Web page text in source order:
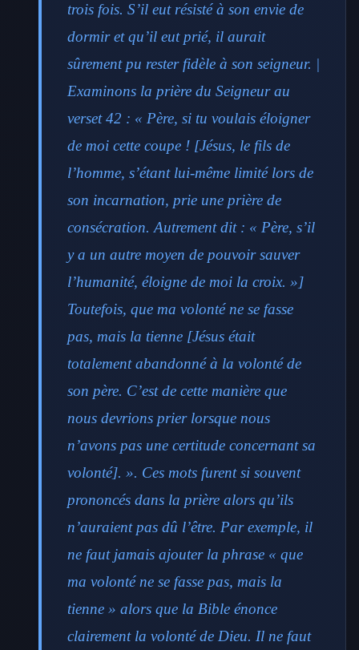
trois fois. S’il eut résisté à son envie de
dormir et qu’il eut prié, il aurait
sûrement pu rester fidèle à son seigneur. |
Examinons la prière du Seigneur au
verset 42 : « Père, si tu voulais éloigner
de moi cette coupe ! [Jésus, le fils de
l’homme, s’étant lui-même limité lors de
son incarnation, prie une prière de
consécration. Autrement dit : « Père, s’il
y a un autre moyen de pouvoir sauver
l’humanité, éloigne de moi la croix. »]
Toutefois, que ma volonté ne se fasse
pas, mais la tienne [Jésus était
totalement abandonné à la volonté de
son père. C’est de cette manière que
nous devrions prier lorsque nous
n’avons pas une certitude concernant sa
volonté]. ». Ces mots furent si souvent
prononcés dans la prière alors qu’ils
n’auraient pas dû l’être. Par exemple, il
ne faut jamais ajouter la phrase « que
ma volonté ne se fasse pas, mais la
tienne » alors que la Bible énonce
clairement la volonté de Dieu. Il ne faut